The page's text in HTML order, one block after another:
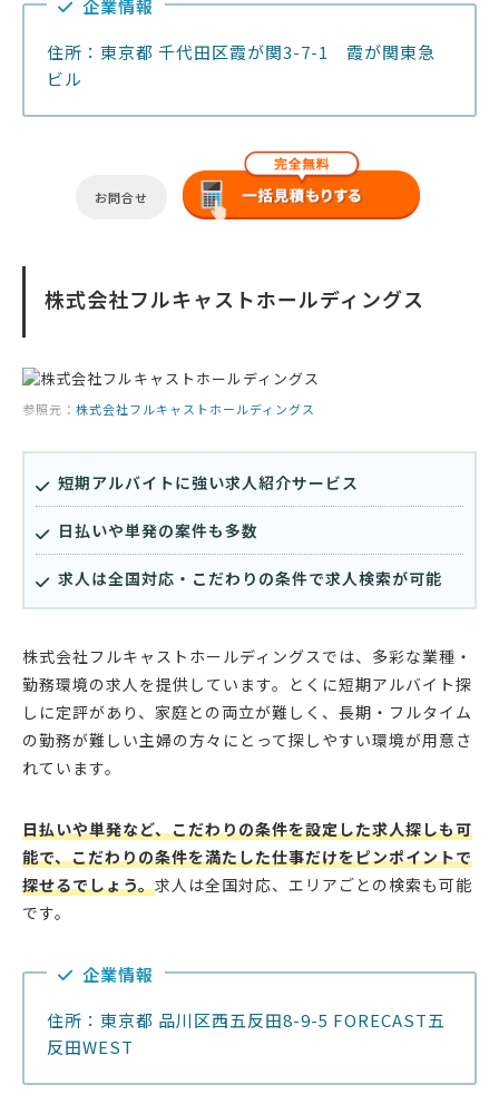
企業情報
住所：東京都 千代田区霞が関3-7-1 霞が関東急
ビル
お問合せ
株式会社フルキャストホールディングス
参照元： 株式会社フルキャストホールディングス
短期アルバイトに強い求人紹介サービス
日払いや単発の案件も多数
求人は全国対応・こだわりの条件で求人検索が可能
株式会社フルキャストホールディングスでは、多彩な業種・
勤務環境の求人を提供しています。とくに短期アルバイト探
しに定評があり、家庭との両立が難しく、長期・フルタイム
の勤務が難しい主婦の方々にとって探しやすい環境が用意さ
れています。
日払いや単発など、こだわりの条件を設定した求人探しも可
能で、こだわりの条件を満たした仕事だけをピンポイントで
探せるでしょう。求人は全国対応、エリアごとの検索も可能
です。
企業情報
住所：東京都 品川区西五反田8-9-5 FORECAST五
反田WEST